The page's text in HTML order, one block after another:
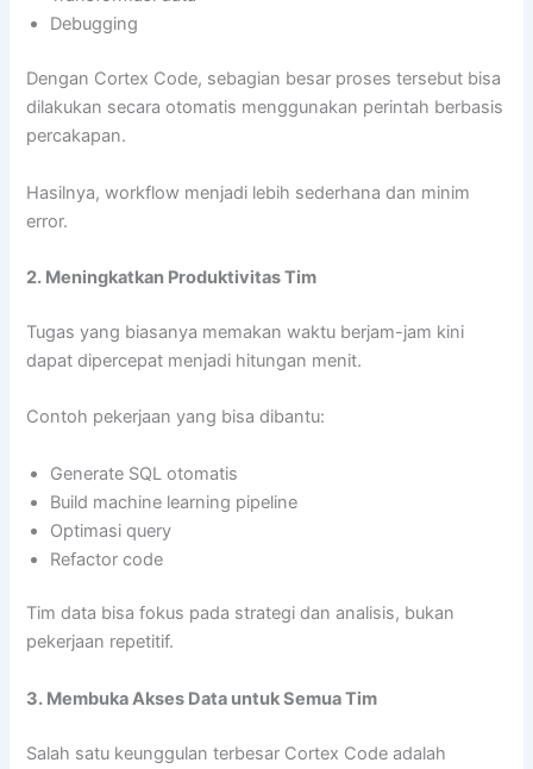
Debugging
Dengan Cortex Code, sebagian besar proses tersebut bisa
dilakukan secara otomatis menggunakan perintah berbasis
percakapan.
Hasilnya, workflow menjadi lebih sederhana dan minim
error.
2. Meningkatkan Produktivitas Tim
Tugas yang biasanya memakan waktu berjam-jam kini
dapat dipercepat menjadi hitungan menit.
Contoh pekerjaan yang bisa dibantu:
Generate SQL otomatis
Build machine learning pipeline
Optimasi query
Refactor code
Tim data bisa fokus pada strategi dan analisis, bukan
pekerjaan repetitif.
3. Membuka Akses Data untuk Semua Tim
Salah satu keunggulan terbesar Cortex Code adalah